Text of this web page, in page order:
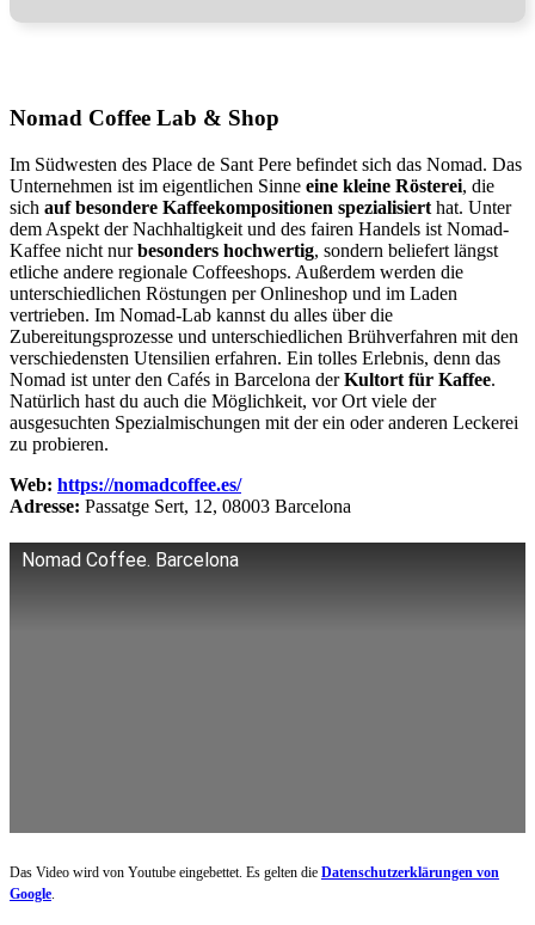
Nomad Coffee Lab & Shop
Im Südwesten des Place de Sant Pere befindet sich das Nomad. Das
Unternehmen ist im eigentlichen Sinne eine kleine Rösterei, die
sich auf besondere Kaffeekompositionen spezialisiert hat. Unter
dem Aspekt der Nachhaltigkeit und des fairen Handels ist Nomad-
Kaffee nicht nurbesonders hochwertig, sondern beliefert längst
etliche andere regionale Coffeeshops. Außerdem werden die
unterschiedlichen Röstungen per Onlineshop und im Laden
vertrieben. Im Nomad-Lab kannst du alles über die
Zubereitungsprozesse und unterschiedlichen Brühverfahren mit den
verschiedensten Utensilien erfahren. Ein tolles Erlebnis, denn das
Nomad ist unter den Cafés in Barcelona derKultort für Kaffee.
Natürlich hast du auch die Möglichkeit, vor Ort viele der
ausgesuchten Spezialmischungen mit der ein oder anderen Leckerei
zu probieren.
Web: https://nomadcoffee.es/
Adresse: Passatge Sert, 12, 08003 Barcelona
Nomad Coffee. Barcelona
Das Video wird von Youtube eingebettet. Es gelten die Datenschutzerklärungen von
Google